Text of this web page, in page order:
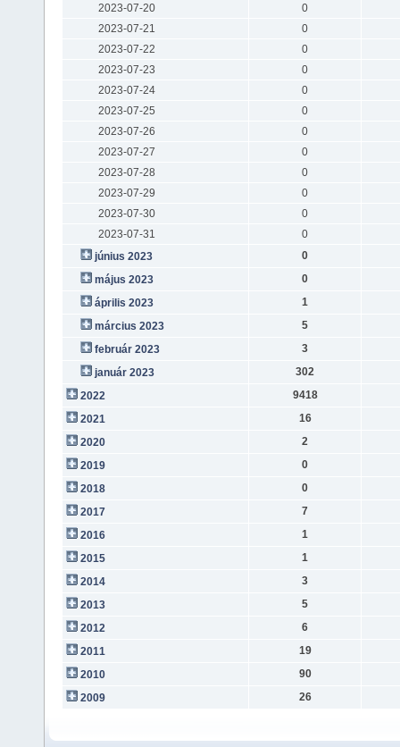
2023-07-20
0
2023-07-21
0
2023-07-22
0
2023-07-23
0
2023-07-24
0
2023-07-25
0
2023-07-26
0
2023-07-27
0
2023-07-28
0
2023-07-29
0
2023-07-30
0
2023-07-31
0
június 2023
0
május 2023
0
április 2023
1
március 2023
5
február 2023
3
január 2023
302
2022
9418
2021
16
2020
2
2019
0
2018
0
2017
7
2016
1
2015
1
2014
3
2013
5
2012
6
2011
19
2010
90
2009
26